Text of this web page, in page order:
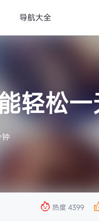
导航大全
轻松
 热度 4399